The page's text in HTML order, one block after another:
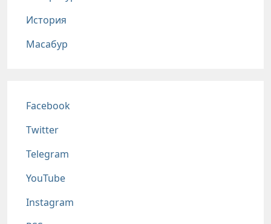
История
Масабур
Соц сети
Facebook
Twitter
Telegram
YouTube
Instagram